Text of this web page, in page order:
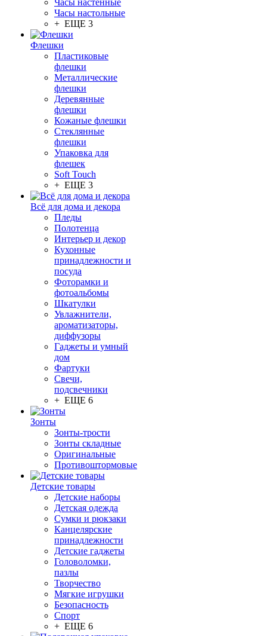
Часы настенные
Часы настольные
+ ЕЩЕ 3
Флешки
Пластиковые
флешки
Металлические
флешки
Деревянные
флешки
Кожаные флешки
Стеклянные
флешки
Упаковка для
флешек
Soft Touch
+ ЕЩЕ 3
Всё для дома и декора
Пледы
Полотенца
Интерьер и декор
Кухонные
принадлежности и
посуда
Фоторамки и
фотоальбомы
Шкатулки
Увлажнители,
ароматизаторы,
диффузоры
Гаджеты и умный
дом
Фартуки
Свечи,
подсвечники
+ ЕЩЕ 6
Зонты
Зонты-трости
Зонты складные
Оригинальные
Противоштормовые
Детские товары
Детские наборы
Детская одежда
Сумки и рюкзаки
Канцелярские
принадлежности
Детские гаджеты
Головоломки,
пазлы
Творчество
Мягкие игрушки
Безопасность
Спорт
+ ЕЩЕ 6